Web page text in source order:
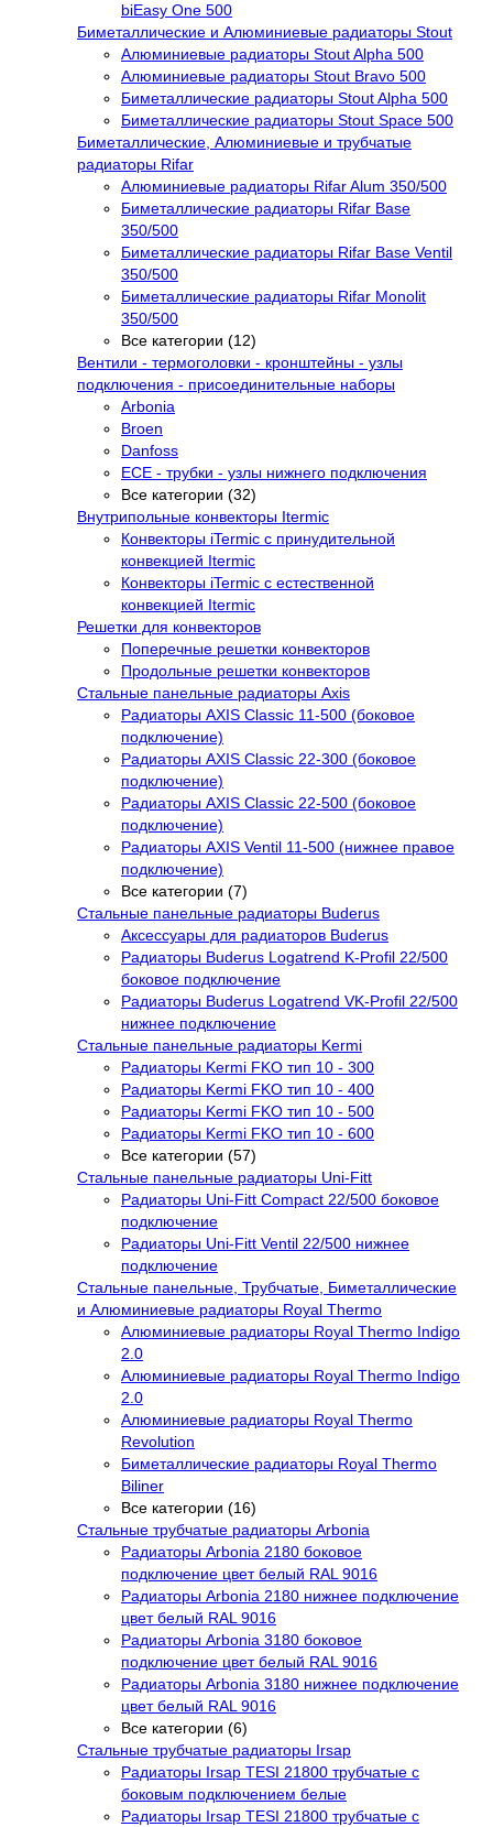
biEasy One 500
Биметаллические и Алюминиевые радиаторы Stout
Алюминиевые радиаторы Stout Alpha 500
Алюминиевые радиаторы Stout Bravo 500
Биметаллические радиаторы Stout Alpha 500
Биметаллические радиаторы Stout Space 500
Биметаллические, Алюминиевые и трубчатые
радиаторы Rifar
Алюминиевые радиаторы Rifar Alum 350/500
Биметаллические радиаторы Rifar Base
350/500
Биметаллические радиаторы Rifar Base Ventil
350/500
Биметаллические радиаторы Rifar Monolit
350/500
Все категории (12)
Вентили - термоголовки - кронштейны - узлы
подключения - присоединительные наборы
Arbonia
Broen
Danfoss
ECE - трубки - узлы нижнего подключения
Все категории (32)
Внутрипольные конвекторы Itermic
Конвекторы iTermic c принудительной
конвекцией Itermic
Конвекторы iTermic с естественной
конвекцией Itermic
Решетки для конвекторов
Поперечные решетки конвекторов
Продольные решетки конвекторов
Стальные панельные радиаторы Axis
Радиаторы AXIS Classic 11-500 (боковое
подключение)
Радиаторы AXIS Classic 22-300 (боковое
подключение)
Радиаторы AXIS Classic 22-500 (боковое
подключение)
Радиаторы AXIS Ventil 11-500 (нижнее правое
подключение)
Все категории (7)
Стальные панельные радиаторы Buderus
Аксессуары для радиаторов Buderus
Радиаторы Buderus Logatrend K-Profil 22/500
боковое подключение
Радиаторы Buderus Logatrend VK-Profil 22/500
нижнее подключение
Стальные панельные радиаторы Kermi
Радиаторы Kermi FKO тип 10 - 300
Радиаторы Kermi FKO тип 10 - 400
Радиаторы Kermi FKO тип 10 - 500
Радиаторы Kermi FKO тип 10 - 600
Все категории (57)
Стальные панельные радиаторы Uni-Fitt
Радиаторы Uni-Fitt Compact 22/500 боковое
подключение
Радиаторы Uni-Fitt Ventil 22/500 нижнее
подключение
Стальные панельные, Трубчатые, Биметаллические
и Алюминиевые радиаторы Royal Thermo
Алюминиевые радиаторы Royal Thermo Indigo
2.0
Алюминиевые радиаторы Royal Thermo Indigo
2.0
Алюминиевые радиаторы Royal Thermo
Revolution
Биметаллические радиаторы Royal Thermo
Biliner
Все категории (16)
Стальные трубчатые радиаторы Arbonia
Радиаторы Arbonia 2180 боковое
подключение цвет белый RAL 9016
Радиаторы Arbonia 2180 нижнее подключение
цвет белый RAL 9016
Радиаторы Arbonia 3180 боковое
подключение цвет белый RAL 9016
Радиаторы Arbonia 3180 нижнее подключение
цвет белый RAL 9016
Все категории (6)
Стальные трубчатые радиаторы Irsap
Радиаторы Irsap TESI 21800 трубчатые с
боковым подключением белые
Радиаторы Irsap TESI 21800 трубчатые с